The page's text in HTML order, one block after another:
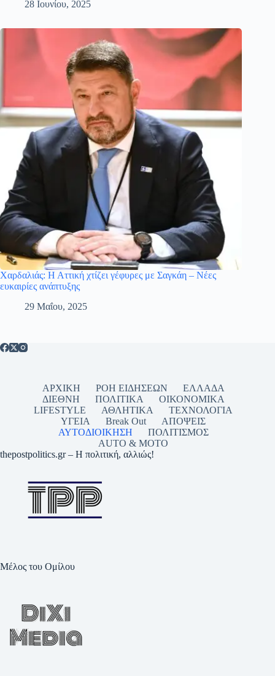
28 Ιουνίου, 2025
Χαρδαλιάς: Η Αττική χτίζει γέφυρες με Σαγκάη – Νέες
ευκαιρίες ανάπτυξης
29 Μαΐου, 2025
ΑΡΧΙΚΗ ΡΟΗ ΕΙΔΗΣΕΩΝ
ΕΛΛΑΔΑ
ΔΙΕΘΝΗ
ΠΟΛΙΤΙΚΑ
ΟΙΚΟΝΟΜΙΚΑ
LIFESTYLE
ΑΘΛΗΤΙΚΑ
ΤΕΧΝΟΛΟΓΙΑ
ΥΓΕΙΑ
Break Out
ΑΠΟΨΕΙΣ
ΑΥΤΟΔΙΟΙΚΗΣΗ
ΠΟΛΙΤΙΣΜΟΣ
AUTO & MOTO
thepostpolitics.gr – Η πολιτική, αλλιώς!
Μέλος του Ομίλου